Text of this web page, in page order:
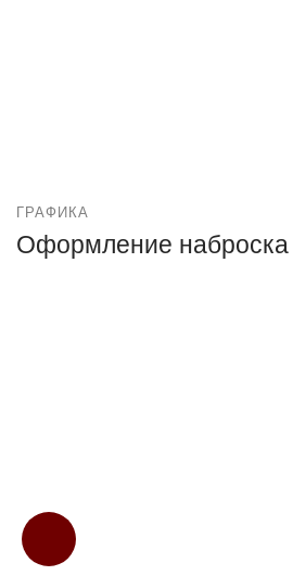
ГРАФИКА
Оформление